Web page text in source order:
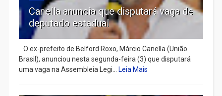
Canella anuncia que disputará vaga de
deputado estadual
​ O ex-prefeito de Belford Roxo, Márcio Canella (União
Brasil), anunciou nesta segunda-feira (3) que disputará
uma vaga na Assembleia Legi... Leia Mais